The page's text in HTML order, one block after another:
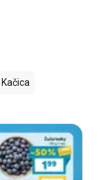
Kačica